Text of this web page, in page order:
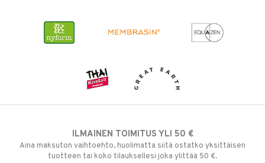
ILMAINEN TOIMITUS YLI 50 €
Aina maksuton vaihtoehto, huolimatta siitä ostatko yksittäisen
tuotteen tai koko tilauksellesi joka ylittää 50 €.